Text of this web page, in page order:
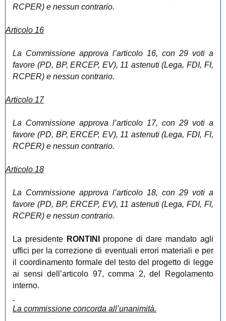
RCPER) e nessun contrario.
Articolo 16
La Commissione approva l’articolo 16, con 29 voti a
favore (PD, BP, ERCEP, EV), 11 astenuti (Lega, FDI, FI,
RCPER) e nessun contrario.
Articolo 17
La Commissione approva l’articolo 17, con 29 voti a
favore (PD, BP, ERCEP, EV), 11 astenuti (Lega, FDI, FI,
RCPER) e nessun contrario.
Articolo 18
La Commissione approva l’articolo 18, con 29 voti a
favore (PD, BP, ERCEP, EV), 11 astenuti (Lega, FDI, FI,
RCPER) e nessun contrario.
La presidente RONTINI propone di dare mandato agli
uffici per la correzione di eventuali errori materiali e per
il coordinamento formale del testo del progetto di legge
ai sensi dell’articolo 97, comma 2, del Regolamento
interno.
Lacommissione concorda all’unanimità.